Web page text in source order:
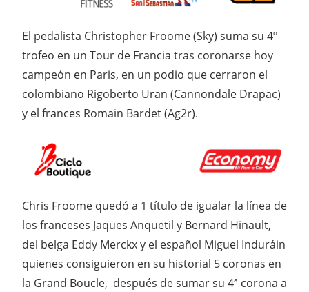
El pedalista Christopher Froome (Sky) suma su 4º
trofeo en un Tour de Francia tras coronarse hoy
campeón en Paris, en un podio que cerraron el
colombiano Rigoberto Uran (Cannondale Drapac)
y el frances Romain Bardet (Ag2r).
Chris Froome quedó a 1 título de igualar la línea de
los franceses Jaques Anquetil y Bernard Hinault,
del belga Eddy Merckx y el español Miguel Induráin
quienes consiguieron en su historial 5 coronas en
la Grand Boucle, después de sumar su 4ª corona a